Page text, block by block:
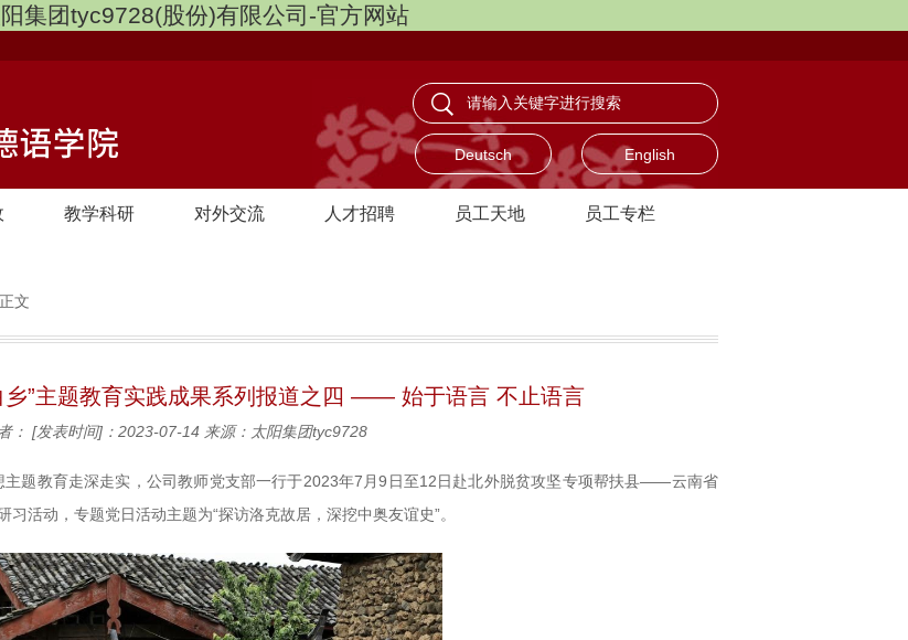
阳集团tyc9728(股份)有限公司-官方网站
Deutsch English
教学科研 对外交流 人才招聘 员工天地 员工专栏
文
乡”主题教育实践成果系列报道之四 —— 始于语言 不止语言
： [发表时间]：2023-07-14 来源：太阳集团tyc9728
主题教育走深走实，公司教师党支部一行于2023年7月9日至12日赴北外脱贫攻坚专项帮扶县——云南省
活动，专题党日活动主题为“探访洛克故居，深挖中奥友谊史”。